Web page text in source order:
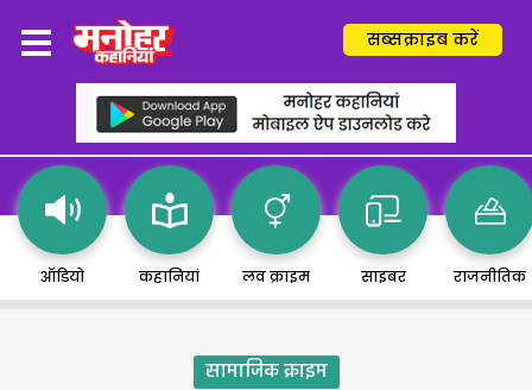
सब्सक्राइब करें
ऑडियो कहानियां लव क्राइम साइबर राजनीतिक
सामाजिक क्राइम